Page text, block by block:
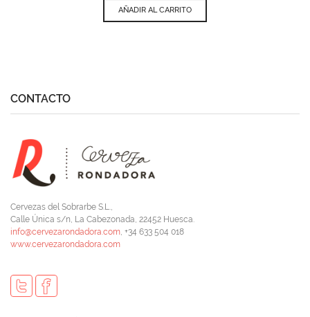
AÑADIR AL CARRITO
CONTACTO
Cervezas del Sobrarbe S.L.,
Calle Única s/n, La Cabezonada, 22452 Huesca.
info@cervezarondadora.com, +34 633 504 018
www.cervezarondadora.com